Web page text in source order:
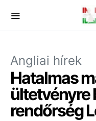
Angliai hírek
Hatalmas
ültetvényre
rendőrség